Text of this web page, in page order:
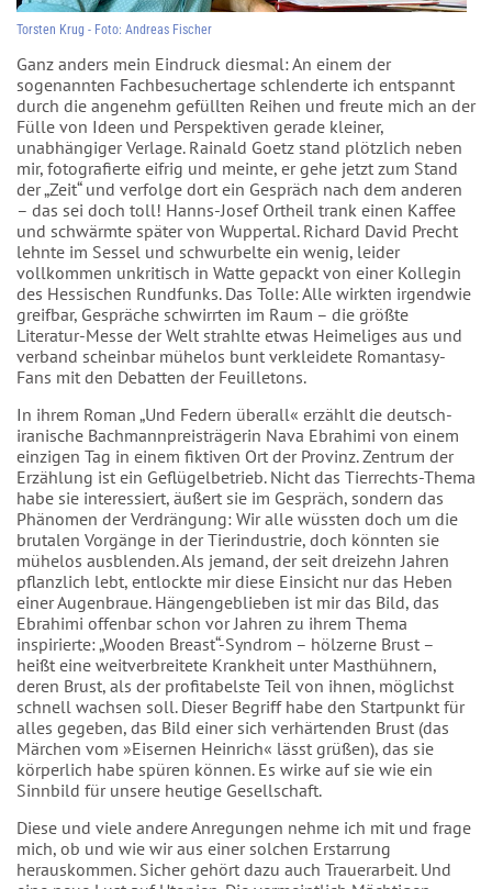
Torsten Krug - Foto: Andreas Fischer
Ganz anders mein Eindruck diesmal: An einem der
sogenannten Fachbesuchertage schlenderte ich entspannt
durch die angenehm gefüllten Reihen und freute mich an der
Fülle von Ideen und Perspektiven gerade kleiner,
unabhängiger Verlage. Rainald Goetz stand plötzlich neben
mir, fotografierte eifrig und meinte, er gehe jetzt zum Stand
der „Zeit“ und verfolge dort ein Gespräch nach dem anderen
– das sei doch toll! Hanns-Josef Ortheil trank einen Kaffee
und schwärmte später von Wuppertal. Richard David Precht
lehnte im Sessel und schwurbelte ein wenig, leider
vollkommen unkritisch in Watte gepackt von einer Kollegin
des Hessischen Rundfunks. Das Tolle: Alle wirkten irgendwie
greifbar, Gespräche schwirrten im Raum – die größte
Literatur-Messe der Welt strahlte etwas Heimeliges aus und
verband scheinbar mühelos bunt verkleidete Romantasy-
Fans mit den Debatten der Feuilletons.
In ihrem Roman „Und Federn überall« erzählt die deutsch-
iranische Bachmannpreisträgerin Nava Ebrahimi von einem
einzigen Tag in einem fiktiven Ort der Provinz. Zentrum der
Erzählung ist ein Geflügelbetrieb. Nicht das Tierrechts-Thema
habe sie interessiert, äußert sie im Gespräch, sondern das
Phänomen der Verdrängung: Wir alle wüssten doch um die
brutalen Vorgänge in der Tierindustrie, doch könnten sie
mühelos ausblenden. Als jemand, der seit dreizehn Jahren
pflanzlich lebt, entlockte mir diese Einsicht nur das Heben
einer Augenbraue. Hängengeblieben ist mir das Bild, das
Ebrahimi offenbar schon vor Jahren zu ihrem Thema
inspirierte: „Wooden Breast“-Syndrom – hölzerne Brust –
heißt eine weitverbreitete Krankheit unter Masthühnern,
deren Brust, als der profitabelste Teil von ihnen, möglichst
schnell wachsen soll. Dieser Begriff habe den Startpunkt für
alles gegeben, das Bild einer sich verhärtenden Brust (das
Märchen vom »Eisernen Heinrich« lässt grüßen), das sie
körperlich habe spüren können. Es wirke auf sie wie ein
Sinnbild für unsere heutige Gesellschaft.
Diese und viele andere Anregungen nehme ich mit und frage
mich, ob und wie wir aus einer solchen Erstarrung
herauskommen. Sicher gehört dazu auch Trauerarbeit. Und